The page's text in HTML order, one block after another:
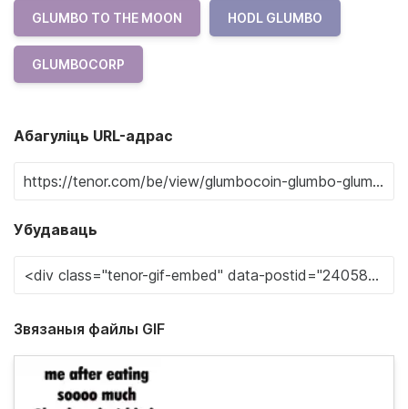
GLUMBO TO THE MOON HODL GLUMBO
GLUMBOCORP
Абагуліць URL-адрас
Убудаваць
Звязаныя файлы GIF